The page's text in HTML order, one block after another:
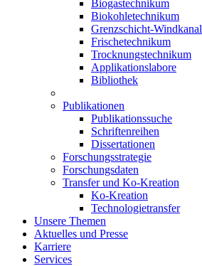
Biogastechnikum
Biokohletechnikum
Grenzschicht-Windkanal
Frischetechnikum
Trocknungstechnikum
Applikationslabore
Bibliothek
Publikationen
Publikationssuche
Schriftenreihen
Dissertationen
Forschungsstrategie
Forschungsdaten
Transfer und Ko-Kreation
Ko-Kreation
Technologietransfer
Unsere Themen
Aktuelles und Presse
Karriere
Services